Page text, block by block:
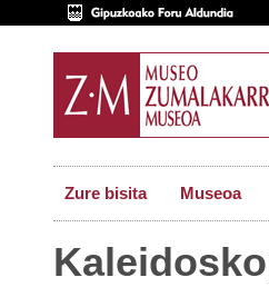
Zure bisita Museoa